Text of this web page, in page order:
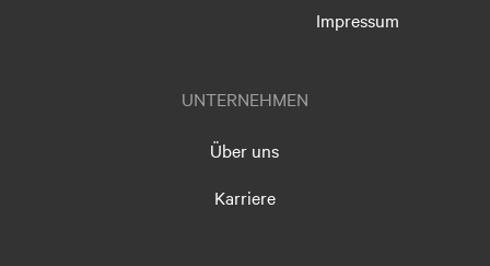
Impressum
UNTERNEHMEN
Über uns
Karriere